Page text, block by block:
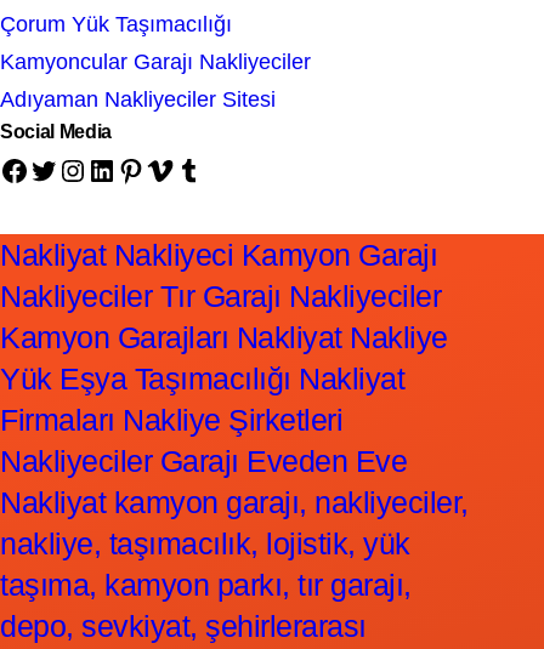
Çorum Yük Taşımacılığı
Kamyoncular Garajı Nakliyeciler
Adıyaman Nakliyeciler Sitesi
Social Media
Facebook Twitter Instagram LinkedIn Pinterest Vimeo Tumblr
Nakliyat Nakliyeci Kamyon Garajı
Nakliyeciler Tır Garajı Nakliyeciler
Kamyon Garajları Nakliyat Nakliye
Yük Eşya Taşımacılığı Nakliyat
Firmaları Nakliye Şirketleri
Nakliyeciler Garajı Eveden Eve
Nakliyat kamyon garajı, nakliyeciler,
nakliye, taşımacılık, lojistik, yük
taşıma, kamyon parkı, tır garajı,
depo, sevkiyat, şehirlerarası